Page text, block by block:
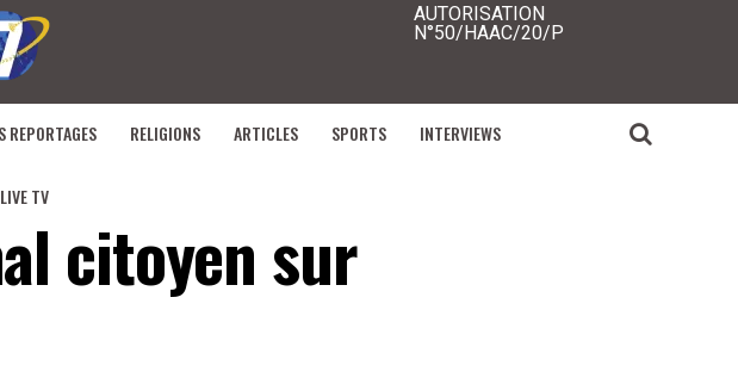
AUTORISATION
N°50/HAAC/20/P
REPORTAGES RELIGIONS ARTICLES SPORTS INTERVIEWS
LIVE TV
citoyen sur